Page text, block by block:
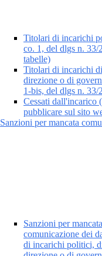
Titolari di incarichi
co. 1, del dlgs n. 33/
tabelle)
Titolari di incarichi
direzione o di
1-bis, del dlgs n. 33/
Cessati dall'incarico
pubblicare sul sito
Sanzioni per mancata
Sanzioni per
comunicazione dei
di incarichi politici,